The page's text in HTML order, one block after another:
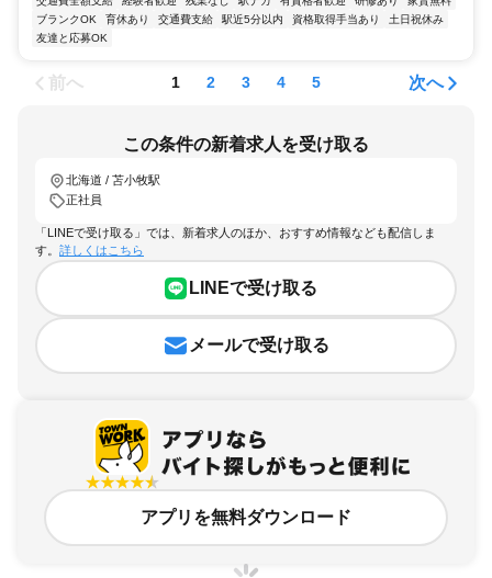
ブランクOK
育休あり 交通費支給 駅近5分以内 資格取得手当あり
土日祝休み
友達と応募OK
前へ 1 2 3 4 5 次へ
この条件の新着求人を受け取る
北海道 / 苫小牧駅
正社員
「LINEで受け取る」では、新着求人のほか、おすすめ情報なども配信しま
す。 詳しくはこちら
LINEで受け取る
メールで受け取る
アプリを無料ダウンロード